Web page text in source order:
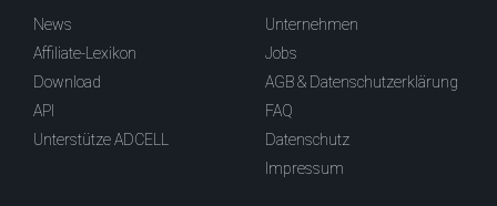
News
Affiliate-Lexikon
Download
API
Unterstütze ADCELL
Unternehmen
Jobs
AGB & Datenschutzerklärung
FAQ
Datenschutz
Impressum